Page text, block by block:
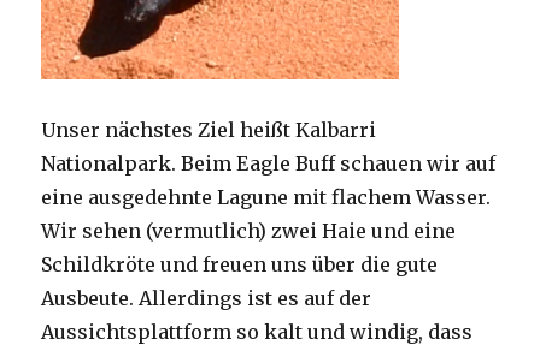
Unser nächstes Ziel heißt Kalbarri
Nationalpark. Beim Eagle Buff schauen wir auf
eine ausgedehnte Lagune mit flachem Wasser.
Wir sehen (vermutlich) zwei Haie und eine
Schildkröte und freuen uns über die gute
Ausbeute. Allerdings ist es auf der
Aussichtsplattform so kalt und windig, dass